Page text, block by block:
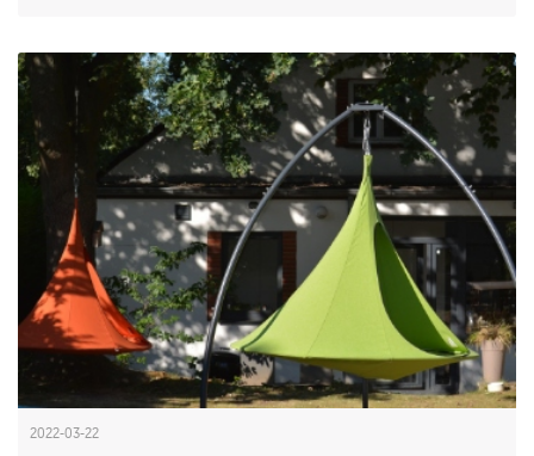
2022-03-22